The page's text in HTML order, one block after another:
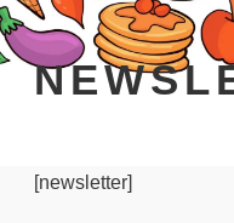
[newsletter]